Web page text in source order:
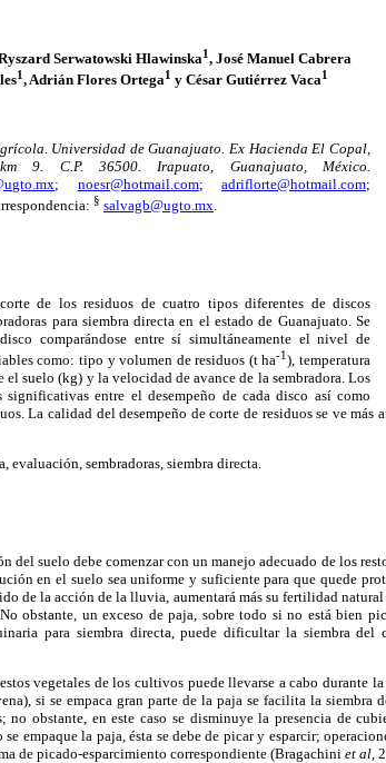
Serwatowski Hlawinska1, José Manuel Cabrera
1, Adrián Flores Ortega1 y César Gutiérrez Vaca1
Universidad de Guanajuato. Ex Hacienda El Copal,
9. C.P. 36500. Irapuato, Guanajuato, México.
; noesr@hotmail.com;adriflorte@hotmail.com;
§ salvagb@ugto.mx.
de los residuos de cuatro tipos diferentes de discos
para siembra directa en el estado de Guanajuato. Se
comparándose entre sí simultáneamente el nivel de
como: tipo y volumen de residuos (t ha-1), temperatura
el suelo (kg) y la velocidad de avance de la sembradora. Los
significativas entre el desempeño de cada disco así como
La calidad del desempeño de corte de residuos se ve más
evaluación, sembradoras, siembra directa.
del suelo debe comenzar con un manejo adecuado de los
en el suelo sea uniforme y suficiente para que quede
de la acción de la lluvia, aumentará más su fertilidad
obstante, un exceso de paja, sobre todo si no está bien
para siembra directa, puede dificultar la siembra
vegetales de los cultivos puede llevarse a cabo durante la
si se empaca gran parte de la paja se facilita la siembra
no obstante, en este caso se disminuye la presencia de
empaque la paja, ésta se debe de picar y esparcir;
de picado-esparcimiento correspondiente (Bragachini et al,